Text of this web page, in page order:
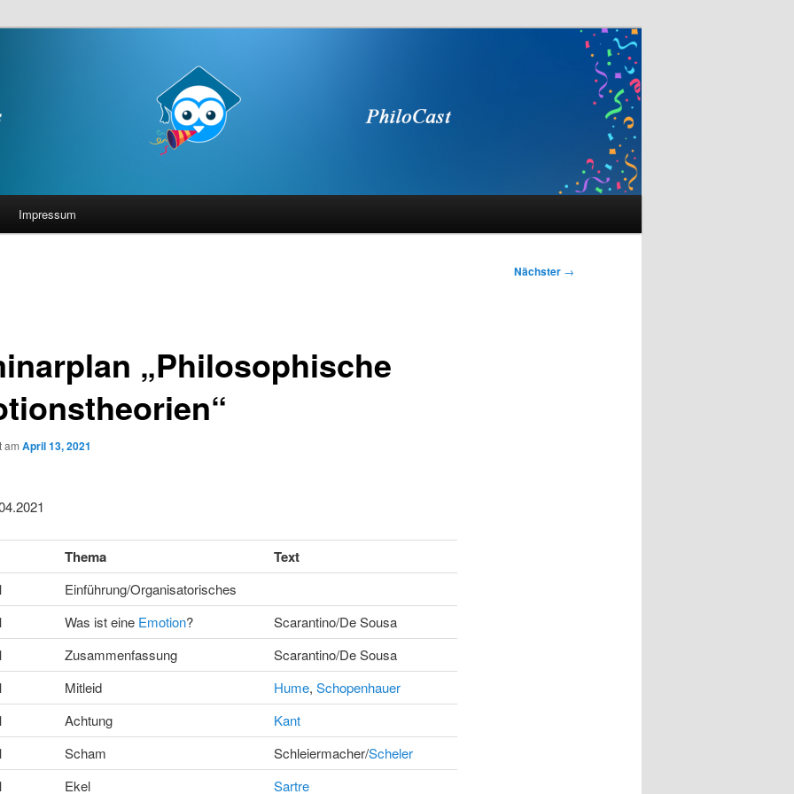
Impressum
Nächster →
„Philosophische
am April 13, 2021
Thema Text
Einführung/Organisatorisches
Was ist eine Emotion?
Scarantino/De Sousa
Zusammenfassung
Scarantino/De Sousa
Mitleid Hume, Schopenhauer
Achtung
Kant
Scham Schleiermacher/Scheler
Ekel
Sartre